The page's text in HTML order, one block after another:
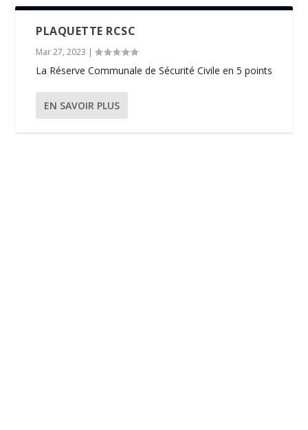
PLAQUETTE RCSC
Mar 27, 2023 |
La Réserve Communale de Sécurité Civile en 5 points
EN SAVOIR PLUS